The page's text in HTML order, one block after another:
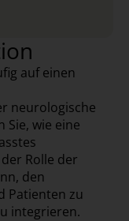
auf einen
neurologische
Sie, wie eine
Rolle der
den
Patienten zu
integrieren.